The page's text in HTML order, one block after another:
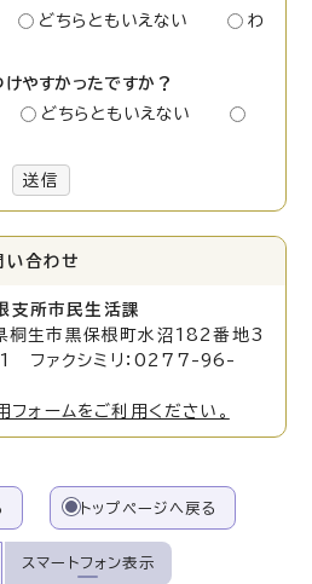
どちらともいえない
わ
けやすかったですか？
どちらともいえない
送信
い合わせ
支所市民生活課
生市黒保根町水沼182番地3
ファクシミリ：0277-96-
ォームをご利用ください。
トップページへ戻る
スマートフォン表示